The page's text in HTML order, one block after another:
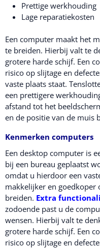
Prettige werkhouding
Lage reparatiekosten
Een computer maakt het
te breiden. Hierbij valt te
grotere harde schijf. Een
risico op slijtage en
vaste plaats staat.
een prettigere
afstand tot het
en de positie van de muis
Kenmerken computers
Een desktop computer is
bij een bureau geplaatst
omdat u hierdoor een
makkelijker en
breiden. Extra
zodoende past u de
wensen. Hierbij valt te
grotere harde schijf. Een
risico op slijtage en